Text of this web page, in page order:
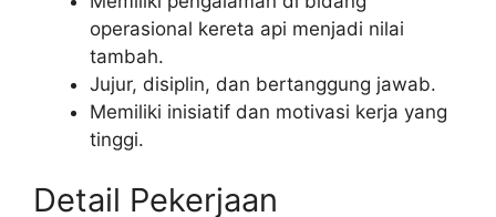
operasional kereta api menjadi nilai
tambah.
Jujur, disiplin, dan bertanggung jawab.
Memiliki inisiatif dan motivasi kerja yang
tinggi.
Detail Pekerjaan